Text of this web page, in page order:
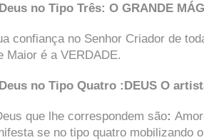
no Tipo Três: O GRANDE
confiança no Senhor Criador de
Maior é a VERDADE.
no Tipo Quatro :DEUS O
que lhe correspondem são:
se no tipo quatro mobilizando